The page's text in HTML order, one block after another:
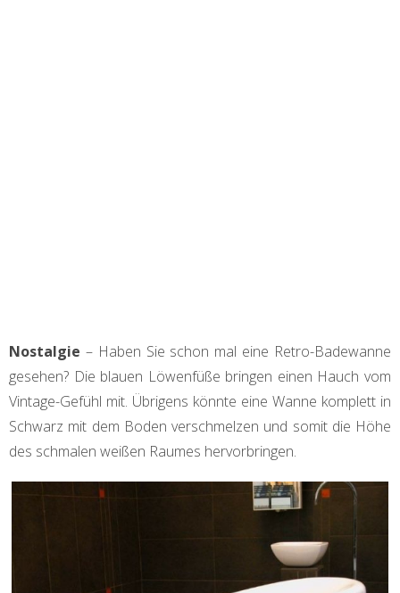
Nostalgie – Haben Sie schon mal eine Retro-Badewanne
gesehen? Die blauen Löwenfüße bringen einen Hauch vom
Vintage-Gefühl mit. Übrigens könnte eine Wanne komplett in
Schwarz mit dem Boden verschmelzen und somit die Höhe
des schmalen weißen Raumes hervorbringen.